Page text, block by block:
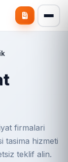
firmalari
tasima hizmeti
teklif alin.